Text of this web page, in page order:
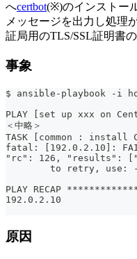
へcertbot(※)のインストー
メッセージを出力し処理
証局用のTLS/SSL証明書
事象
$ ansible-playbook -i
PLAY [set up xxx on
＜中略＞
TASK [common :
fatal: [192.0.2.10]:
"rc": 126, "results":
to retry, use:
PLAY RECAP
192.0.2.10               :
原因